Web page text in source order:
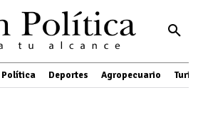
Política Deportes Agropecuario